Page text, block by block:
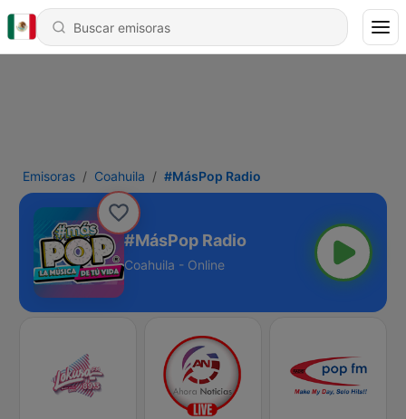
Emisoras Coahuila #MásPop Radio
#MásPop Radio
Coahuila - Online